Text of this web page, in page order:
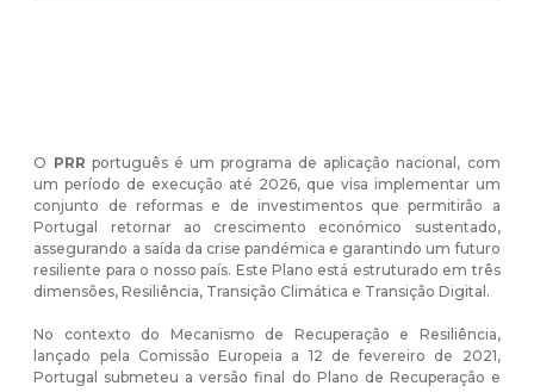
O PRR português é um programa de aplicação nacional, com
um período de execução até 2026, que visa implementar um
conjunto de reformas e de investimentos que permitirão a
Portugal retornar ao crescimento económico sustentado,
assegurando a saída da crise pandémica e garantindo um futuro
resiliente para o nosso país. Este Plano está estruturado em três
dimensões, Resiliência, Transição Climática e Transição Digital.
No contexto do Mecanismo de Recuperação e Resiliência,
lançado pela Comissão Europeia a 12 de fevereiro de 2021,
Portugal submeteu a versão final do Plano de Recuperação e